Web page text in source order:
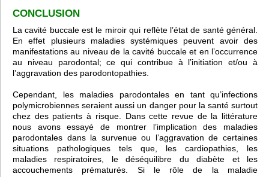
CONCLUSION
La cavité buccale est le miroir qui reflète l’état de santé général.
En effet plusieurs maladies systémiques peuvent avoir des
manifestations au niveau de la cavité buccale et en l’occurrence
au niveau parodontal; ce qui contribue à l’initiation et/ou à
l’aggravation des parodontopathies.
Cependant, les maladies parodontales en tant qu’infections
polymicrobiennes seraient aussi un danger pour la santé surtout
chez des patients à risque. Dans cette revue de la littérature
nous avons essayé de montrer l’implication des maladies
parodontales dans la survenue ou l’aggravation de certaines
situations pathologiques tels que, les cardiopathies, les
maladies respiratoires, le déséquilibre du diabète et les
accouchements prématurés. Si le rôle de la maladie